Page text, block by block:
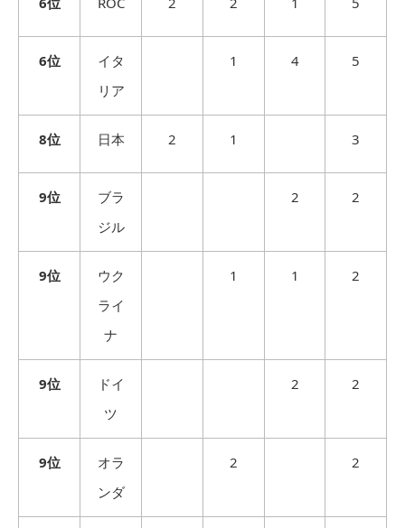
6位
イタ
リア
1 4 5
8位 日本 2 1 3
9位
ブラ
ジル
2 2
9位
ウク
ライ
ナ
1 1 2
9位
ドイ
ツ
2 2
9位
オラ
ンダ
2 2